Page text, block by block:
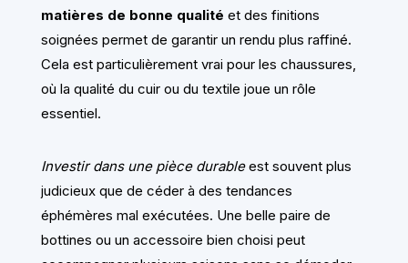
matières de bonne qualité et des finitions
soignées permet de garantir un rendu plus raffiné.
Cela est particulièrement vrai pour les chaussures,
où la qualité du cuir ou du textile joue un rôle
essentiel.
Investir dans une pièce durableest souvent plus
judicieux que de céder à des tendances
éphémères mal exécutées. Une belle paire de
bottines ou un accessoire bien choisi peut